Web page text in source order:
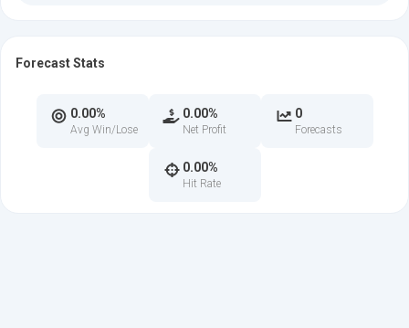
Forecast Stats
0.00%
Avg Win/Lose
0.00%
Net Profit
0
Forecasts
0.00%
Hit Rate